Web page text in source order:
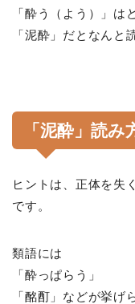
「酔う（よう）」は
「泥酔」だとなんと
「泥酔」読
ヒントは、正体を失
です。
類語には
「酔っぱらう」
「酩酊」などが挙げ